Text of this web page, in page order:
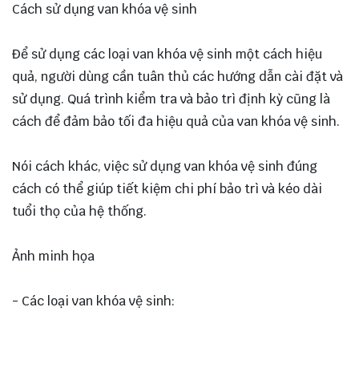
Cách sử dụng van khóa vệ sinh
Để sử dụng các loại van khóa vệ sinh một cách hiệu
quả, người dùng cần tuân thủ các hướng dẫn cài đặt và
sử dụng. Quá trình kiểm tra và bảo trì định kỳ cũng là
cách để đảm bảo tối đa hiệu quả của van khóa vệ sinh.
Nói cách khác, việc sử dụng van khóa vệ sinh đúng
cách có thể giúp tiết kiệm chi phí bảo trì và kéo dài
tuổi thọ của hệ thống.
Ảnh minh họa
- Các loại van khóa vệ sinh: